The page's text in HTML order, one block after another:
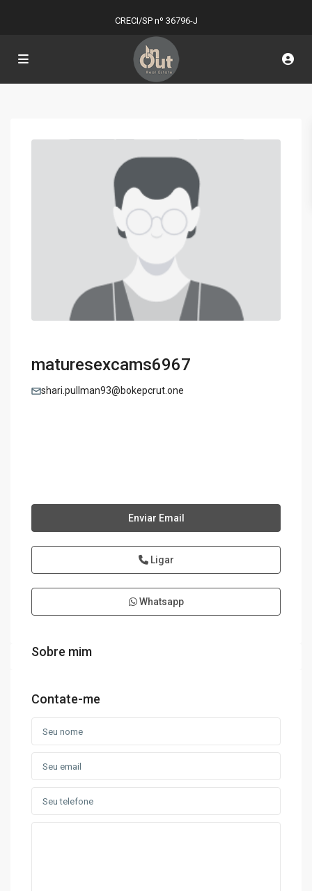
CRECI/SP nº 36796-J
maturesexcams6967
shari.pullman93@bokepcrut.one
Enviar Email
Ligar
Whatsapp
Sobre mim
Contate-me